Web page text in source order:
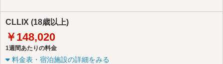
CLLIX (18歳以上)
￥148,020
1週間あたりの料金
料金表・宿泊施設の詳細をみる